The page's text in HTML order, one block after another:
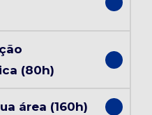
(80h)
área (160h)